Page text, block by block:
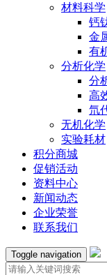
材料科学
钙
金
有
分析化学
分
高
氘
无机化学
实验耗材
积分商城
促销活动
资料中心
新闻动态
企业荣誉
联系我们
Toggle navigation